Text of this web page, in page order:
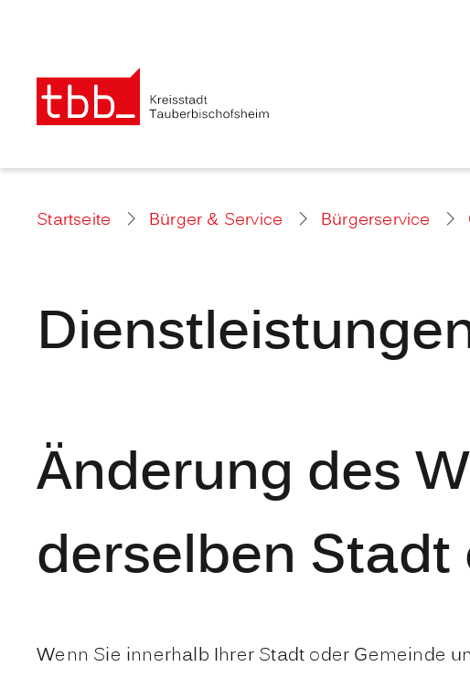
Startseite Bürger & Service Bürgerservice
Änderung des
derselben
Wenn Sie innerhalb Ihrer Stadt oder Gemeinde